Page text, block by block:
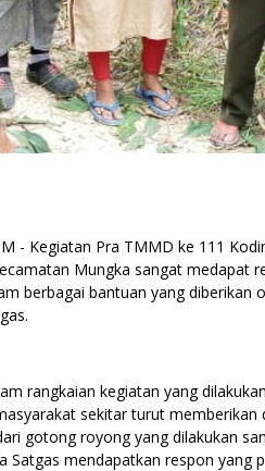
- Kegiatan Pra TMMD ke 111
Mungka sangat medapat
berbagai bantuan yang diberikan
rangkaian kegiatan yang
sekitar turut memberikan
gotong royong yang dilakukan
Satgas mendapatkan respon yang